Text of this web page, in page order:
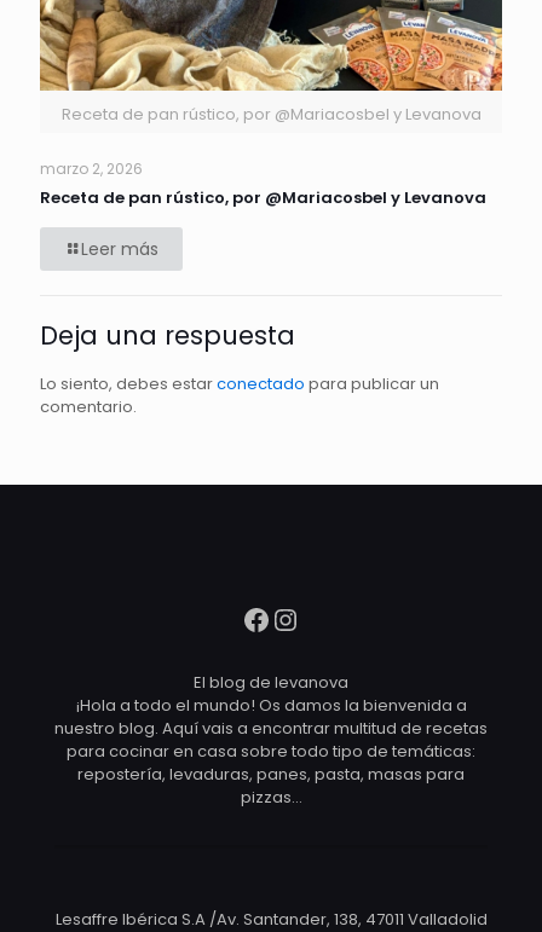
Receta de pan rústico, por @Mariacosbel y Levanova
marzo 2, 2026
Receta de pan rústico, por @Mariacosbel y Levanova
Leer más
Deja una respuesta
Lo siento, debes estarconectado para publicar un
comentario.
Facebook
Instagram
El blog de levanova
¡Hola a todo el mundo! Os damos la bienvenida a
nuestro blog. Aquí vais a encontrar multitud de recetas
para cocinar en casa sobre todo tipo de temáticas:
repostería, levaduras, panes, pasta, masas para
pizzas…
Lesaffre Ibérica S.A /Av. Santander, 138, 47011 Valladolid